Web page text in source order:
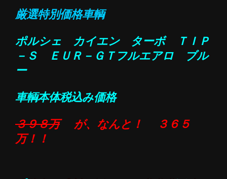
厳選特別価格車輌
ポルシェ カイエン ターボ ＴＩＰ
－Ｓ ＥＵＲ－ＧＴフルエアロ ブル
ー
車輌本体税込み価格
３９８万が、なんと！
３６５
万！！